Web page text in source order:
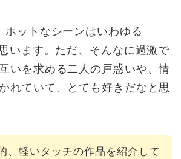
ホットなシーンはいわゆる
います。ただ、そんなに過激で
いを求める二人の戸惑いや、情
れていて、とても好きだなと思
、軽いタッチの作品を紹介して